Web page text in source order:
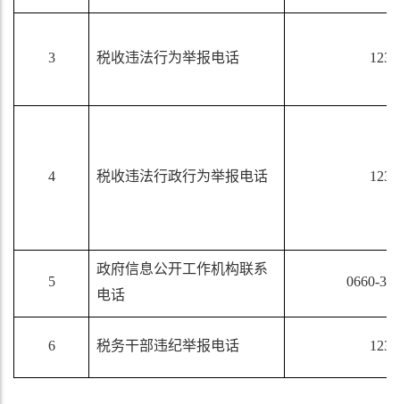
3 税收违法行为举报电话
4 税收违法行政行为举报电话
5
政府信息公开工作机构联系
电话
0660-
6 税务干部违纪举报电话